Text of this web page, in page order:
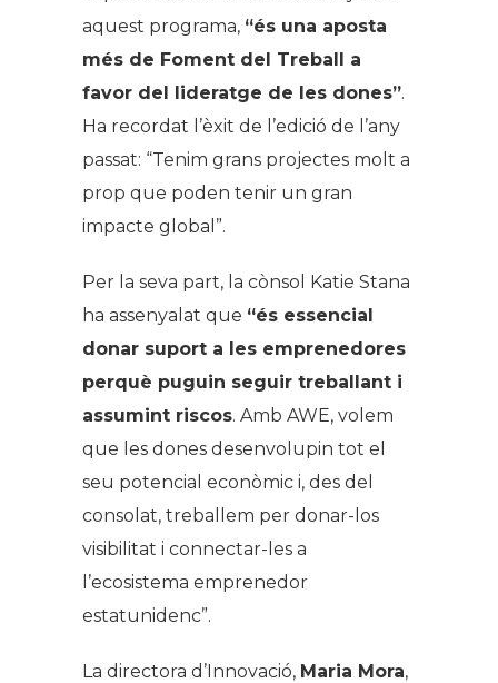
aquest programa, “és una aposta
més de Foment del Treball a
favor del lideratge de les dones”.
Ha recordat l’èxit de l’edició de l’any
passat: “Tenim grans projectes molt a
prop que poden tenir un gran
impacte global”.
Per la seva part, la cònsol Katie Stana
ha assenyalat que “és essencial
donar suport a les emprenedores
perquè puguin seguir treballant i
assumint riscos. Amb AWE, volem
que les dones desenvolupin tot el
seu potencial econòmic i, des del
consolat, treballem per donar-los
visibilitat i connectar-les a
l’ecosistema emprenedor
estatunidenc”.
La directora d’Innovació, Maria Mora,